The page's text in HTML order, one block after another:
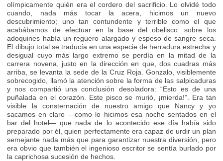
olímpicamente quién era el cordero del sacrificio. Lo olvidé todo
cuando, nada más tocar la acera, hicimos un nuevo
descubrimiento; uno tan contundente y terrible como el que
acabábamos de efectuar en la base del obelisco: sobre los
adoquines había un reguero alargado y espeso de sangre seca.
El dibujo total se traducía en una especie de herradura estrecha y
desigual cuyo más largo extremo se perdía en la mitad de la
carrera novena, justo en la dirección en que, dos cuadras más
arriba, se levanta la sede de la Cruz Roja. Gonzalo, visiblemente
sobrecogido, llamó la atención sobre la forma de las salpicaduras
y nos compartió una conclusión desoladora: “Esto es de una
puñalada en el corazón. Este pisco se murió, ¡mierda!”. Era tan
visible la consternación de nuestro amigo que Nancy y yo
sacamos en claro —como lo hicimos esa noche sentados en el
bar del hotel— que nada de lo acontecido ese día había sido
preparado por él, quien perfectamente era capaz de urdir un plan
semejante nada más que para garantizar nuestra diversión, pero
era obvio que también el ingenioso escritor se sentía burlado por
la caprichosa sucesión de hechos.